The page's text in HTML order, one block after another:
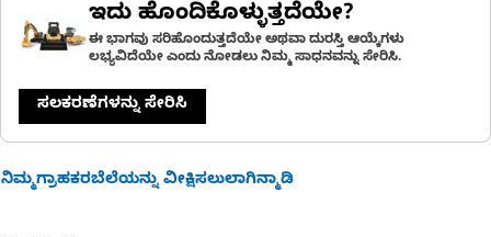
ಇದು ಹೊಂದಿಕೊಳ್ಳುತ್ತದೆಯೇ?
ಈ ಭಾಗವು ಸರಿಹೊಂದುತ್ತದೆಯೇ ಅಥವಾ ದುರಸ್ತಿ ಆಯ್ಕೆಗಳು
ಲಭ್ಯವಿದೆಯೇ ಎಂದು ನೋಡಲು ನಿಮ್ಮ ಸಾಧನವನ್ನು ಸೇರಿಸಿ.
ಸಲಕರಣೆಗಳನ್ನು ಸೇರಿಸಿ
ನಿಮ್ಮಗ್ರಾಹಕರಬೆಲೆಯನ್ನು ವೀಕ್ಷಿಸಲುಲಾಗಿನ್ಮಾಡಿ